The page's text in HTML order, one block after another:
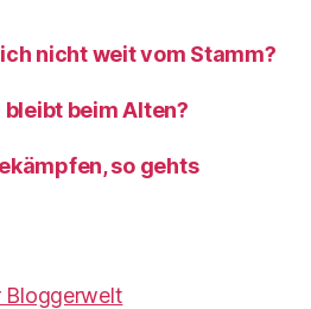
nicht weit vom Stamm?
bleibt beim Alten?
so gehts
Bloggerwelt